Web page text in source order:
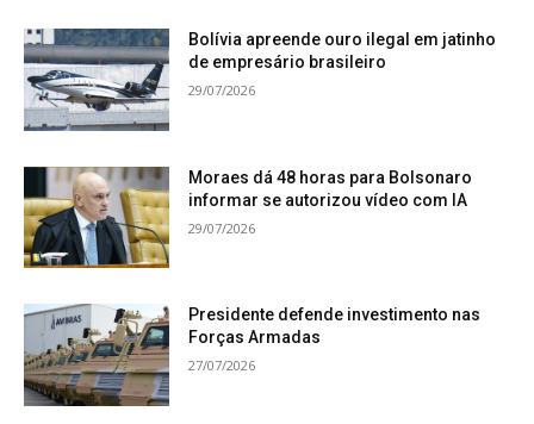
Bolívia apreende ouro ilegal em jatinho
de empresário brasileiro
29/07/2026
Moraes dá 48 horas para Bolsonaro
informar se autorizou vídeo com IA
29/07/2026
Presidente defende investimento nas
Forças Armadas
27/07/2026